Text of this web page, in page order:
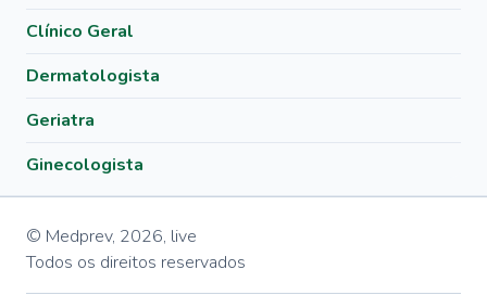
Clínico Geral
Dermatologista
Geriatra
Ginecologista
© Medprev, 2026, live
Todos os direitos reservados